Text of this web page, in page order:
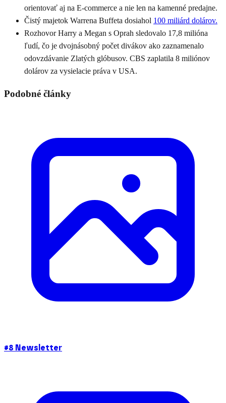
orientovať aj na E-commerce a nie len na kamenné predajne.
Čistý majetok Warrena Buffeta dosiahol 100 miliárd dolárov.
Rozhovor Harry a Megan s Oprah sledovalo 17,8 milióna
ľudí, čo je dvojnásobný počet divákov ako zaznamenalo
odovzdávanie Zlatých glóbusov. CBS zaplatila 8 miliónov
dolárov za vysielacie práva v USA.
Podobné články
#8 Newsletter